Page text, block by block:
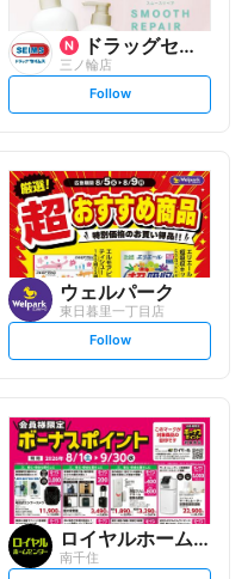
ドラッグセイムス
三ノ輪店
s
t
l
o
w
Follow
ウェルパーク
東日暮里一丁目店
s
t
l
o
w
Follow
ロイヤルホームセンター
南千住